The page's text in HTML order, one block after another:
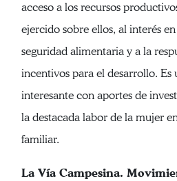
acceso a los recursos
ejercido sobre ellos, al interés
seguridad alimentaria y a la
incentivos para el desarrollo. Es
interesante con aportes de
la destacada labor de la mujer
familiar.
La Vía Campesina.